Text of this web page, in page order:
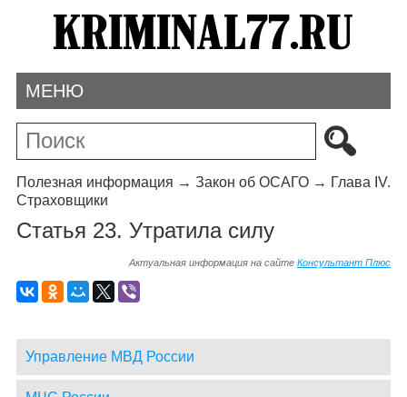
МЕНЮ
Полезная информация → Закон об ОСАГО→ Глава IV.
Страховщики
Статья 23. Утратила силу
Актуальная информация на сайтеКонсультант Плюс
Управление МВД России